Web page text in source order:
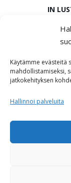
Käytämme evästeitä
mahdollistamiseksi,
jatkokehityksen
Hallinnoi palveluita
IN